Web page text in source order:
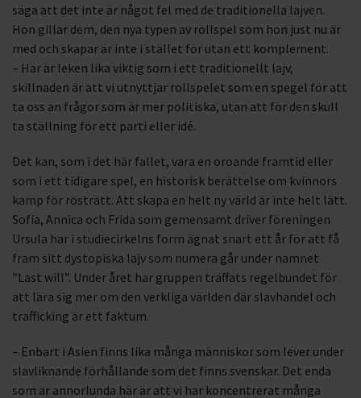
säga att det inte är något fel med de traditionella lajven.
Hon gillar dem, den nya typen av rollspel som hon just nu är
med och skapar är inte i stället för utan ett komplement.
– Här är leken lika viktig som i ett traditionellt lajv,
skillnaden är att vi utnyttjar rollspelet som en spegel för att
ta oss an frågor som är mer politiska, utan att för den skull
ta ställning för ett parti eller idé.
Det kan, som i det här fallet, vara en oroande framtid eller
som i ett tidigare spel, en historisk berättelse om kvinnors
kamp för rösträtt. Att skapa en helt ny värld är inte helt lätt.
Sofia, Annica och Frida som gemensamt driver föreningen
Ursula har i studiecirkelns form ägnat snart ett år för att få
fram sitt dystopiska lajv som numera går under namnet
”Last will”. Under året har gruppen träffats regelbundet för
att lära sig mer om den verkliga världen där slavhandel och
trafficking är ett faktum.
– Enbart i Asien finns lika många människor som lever under
slavliknande förhållande som det finns svenskar. Det enda
som är annorlunda här är att vi har koncentrerat många